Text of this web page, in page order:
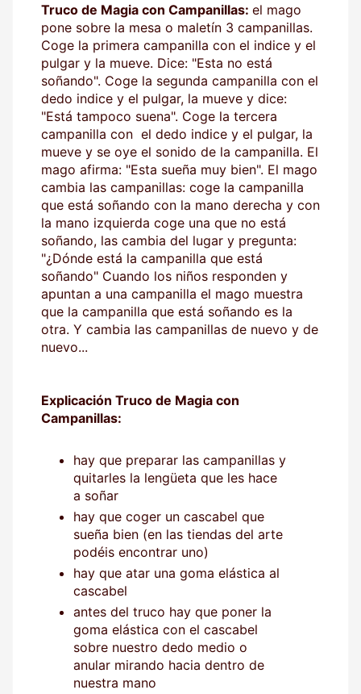
Truco de Magia con Campanillas: el mago
pone sobre la mesa o maletín 3 campanillas.
Coge la primera campanilla con el indice y el
pulgar y la mueve. Dice: "Esta no está
soñando". Coge la segunda campanilla con el
dedo indice y el pulgar, la mueve y dice:
"Está tampoco suena". Coge la tercera
campanilla con el dedo indice y el pulgar, la
mueve y se oye el sonido de la campanilla. El
mago afirma: "Esta sueña muy bien". El mago
cambia las campanillas: coge la campanilla
que está soñando con la mano derecha y con
la mano izquierda coge una que no está
soñando, las cambia del lugar y pregunta:
"¿Dónde está la campanilla que está
soñando" Cuando los niños responden y
apuntan a una campanilla el mago muestra
que la campanilla que está soñando es la
otra. Y cambia las campanillas de nuevo y de
nuevo...
Explicación Truco de Magia con
Campanillas:
hay que preparar las campanillas y
quitarles la lengüeta que les hace
a soñar
hay que coger un cascabel que
sueña bien (en las tiendas del arte
podéis encontrar uno)
hay que atar una goma elástica al
cascabel
antes del truco hay que poner la
goma elástica con el cascabel
sobre nuestro dedo medio o
anular mirando hacia dentro de
nuestra mano